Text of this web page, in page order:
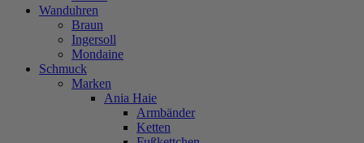
Wanduhren
Braun
Ingersoll
Mondaine
Schmuck
Marken
Ania Haie
Armbänder
Ketten